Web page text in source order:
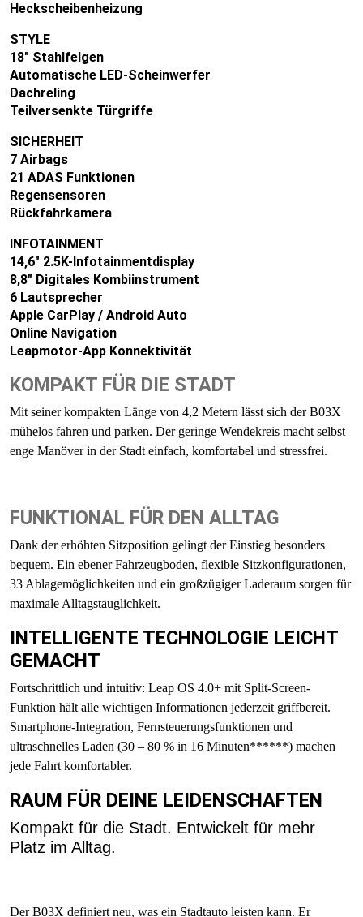
Heckscheibenheizung
STYLE
18" Stahlfelgen
Automatische LED-Scheinwerfer
Dachreling
Teilversenkte Türgriffe
SICHERHEIT
7 Airbags
21 ADAS Funktionen
Regensensoren
Rückfahrkamera
INFOTAINMENT
14,6" 2.5K-Infotainmentdisplay
8,8" Digitales Kombiinstrument
6 Lautsprecher
Apple CarPlay / Android Auto
Online Navigation
Leapmotor-App Konnektivität
KOMPAKT FÜR DIE STADT
Mit seiner kompakten Länge von 4,2 Metern lässt sich der B03X
mühelos fahren und parken. Der geringe Wendekreis macht selbst
enge Manöver in der Stadt einfach, komfortabel und stressfrei.
FUNKTIONAL FÜR DEN ALLTAG
Dank der erhöhten Sitzposition gelingt der Einstieg besonders
bequem. Ein ebener Fahrzeugboden, flexible Sitzkonfigurationen,
33 Ablagemöglichkeiten und ein großzügiger Laderaum sorgen für
maximale Alltagstauglichkeit.
INTELLIGENTE TECHNOLOGIE LEICHT
GEMACHT
Fortschrittlich und intuitiv: Leap OS 4.0+ mit Split-Screen-
Funktion hält alle wichtigen Informationen jederzeit griffbereit.
Smartphone-Integration, Fernsteuerungsfunktionen und
ultraschnelles Laden (30 – 80 % in 16 Minuten******) machen
jede Fahrt komfortabler.
RAUM FÜR DEINE LEIDENSCHAFTEN
Kompakt für die Stadt. Entwickelt für mehr
Platz im Alltag.
Der B03X definiert neu, was ein Stadtauto leisten kann. Er